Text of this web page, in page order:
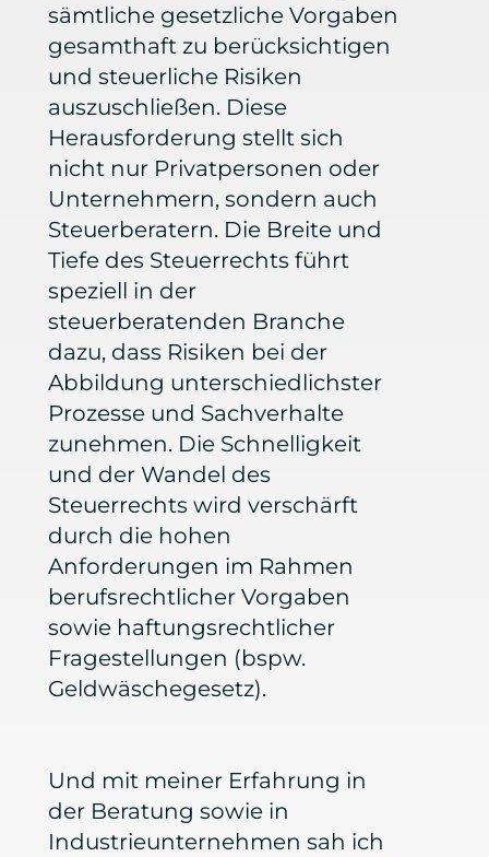
sämtliche gesetzliche Vorgaben
gesamthaft zu berücksichtigen
und steuerliche Risiken
auszuschließen. Diese
Herausforderung stellt sich
nicht nur Privatpersonen oder
Unternehmern, sondern auch
Steuerberatern. Die Breite und
Tiefe des Steuerrechts führt
speziell in der
steuerberatenden Branche
dazu, dass Risiken bei der
Abbildung unterschiedlichster
Prozesse und Sachverhalte
zunehmen. Die Schnelligkeit
und der Wandel des
Steuerrechts wird verschärft
durch die hohen
Anforderungen im Rahmen
berufsrechtlicher Vorgaben
sowie haftungsrechtlicher
Fragestellungen (bspw.
Geldwäschegesetz).
Und mit meiner Erfahrung in
der Beratung sowie in
Industrieunternehmen sah ich